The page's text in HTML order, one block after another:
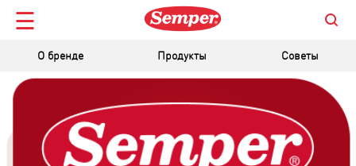
☰
О бренде Продукты Советы